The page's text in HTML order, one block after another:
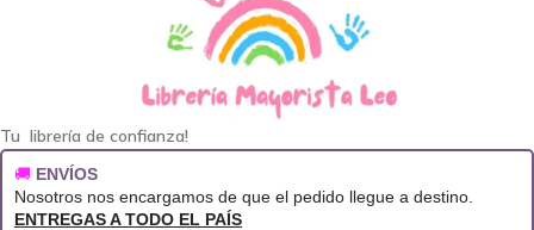
Tu librería de confianza!
🚚 ENVÍOS
Nosotros nos encargamos de que el pedido llegue a destino.
ENTREGAS A TODO EL PAÍS